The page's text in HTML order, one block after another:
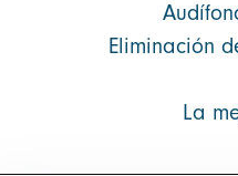
Eliminación
La